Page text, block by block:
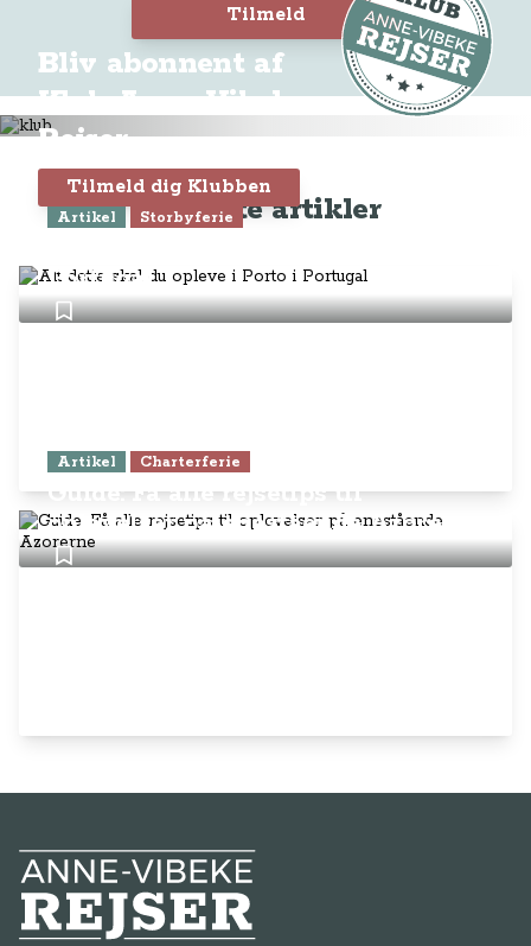
Tilmeld
Bliv abonnent af
Klub Anne-Vibeke
Rejser
Tilmeld dig Klubben
Seneste artikler
Artikel Storbyferie
Portugal
Artikel Charterferie
Guide: Få alle rejsetips til
oplevelser på enestående Azorerne
Anne-Vibeke Rejser